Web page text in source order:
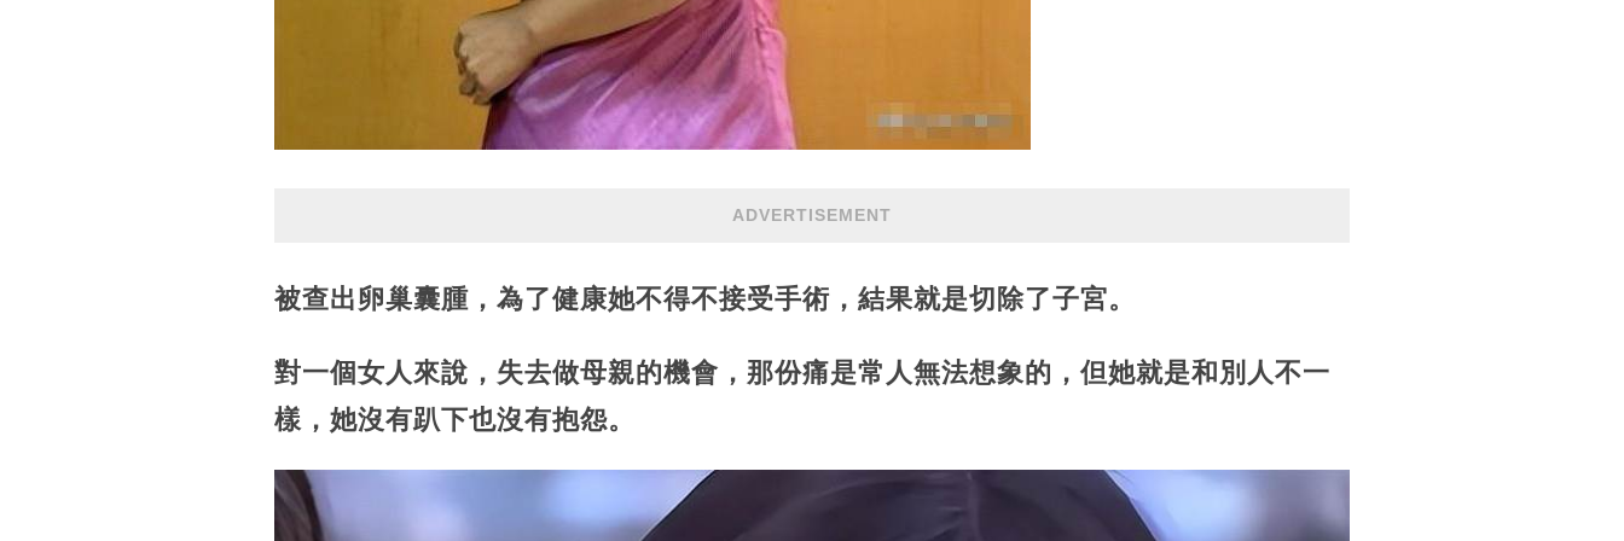
ADVERTISEMENT
被查出卵巢囊腫，為了健康她不得不接受手術，結果就是切除了子宮。
對一個女人來說，失去做母親的機會，那份痛是常人無法想象的，但她就是和別人不一
樣，她沒有趴下也沒有抱怨。